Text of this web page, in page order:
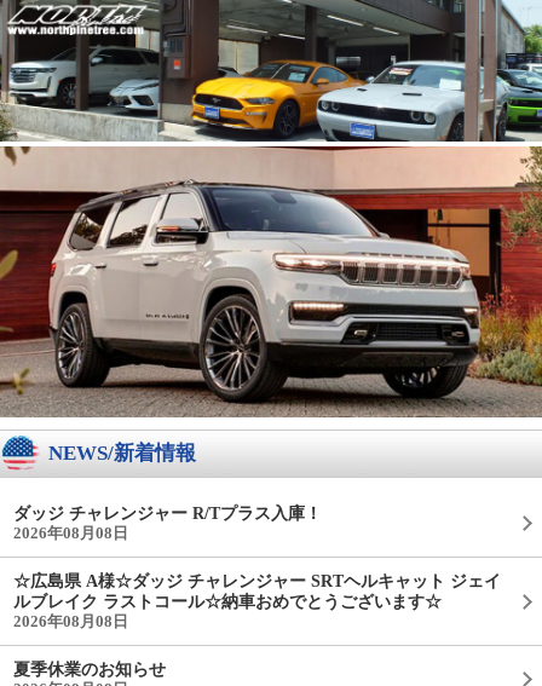
NEWS/新着情報
ダッジ チャレンジャー R/Tプラス入庫！
2026年08月08日
☆広島県 A様☆ダッジ チャレンジャー SRTヘルキャット ジェイ
ルブレイク ラストコール☆納車おめでとうございます☆
2026年08月08日
夏季休業のお知らせ